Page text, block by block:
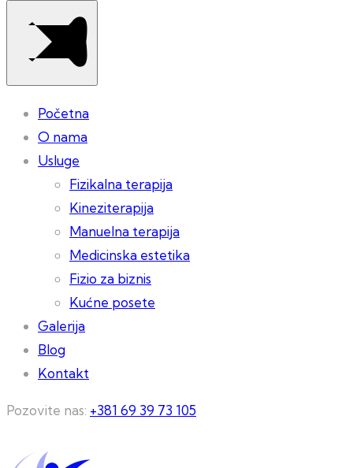
Početna
O nama
Usluge
Fizikalna terapija
Kineziterapija
Manuelna terapija
Medicinska estetika
Fizio za biznis
Kućne posete
Galerija
Blog
Kontakt
Pozovite nas: +381 69 39 73 105